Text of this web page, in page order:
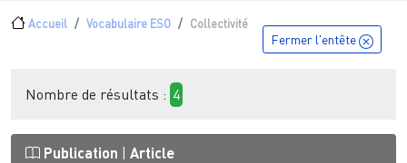
Fil d'Ariane
Accueil Vocabulaire ESO Collectivité
Fermer l'entête
Nombre de résultats : 4
Publication Article